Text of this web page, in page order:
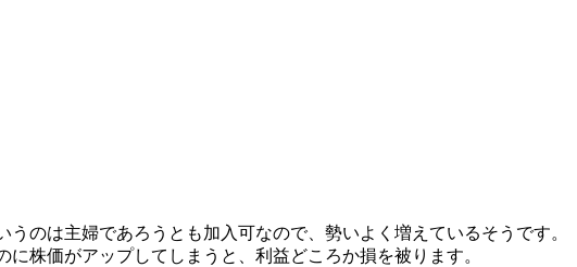
のは主婦であろうとも加入可なので、勢いよく増えているそうです。
株価がアップしてしまうと、利益どころか損を被ります。